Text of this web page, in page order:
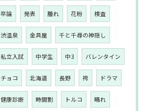
卒論 発表 腫れ 花粉 検査
渋温泉 金具屋 千と千尋の神隠し
私立入試 中学生 中3 バレンタイン
チョコ 北海道 長野 袴 ドラマ
健康診断 時間割 トルコ 晴れ